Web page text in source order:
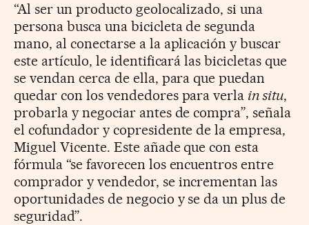
“Al ser un producto geolocalizado, si una
persona busca una bicicleta de segunda
mano, al conectarse a la aplicación y buscar
este artículo, le identificará las bicicletas que
se vendan cerca de ella, para que puedan
quedar con los vendedores para verla in situ,
probarla y negociar antes de compra”, señala
el cofundador y copresidente de la empresa,
Miguel Vicente. Este añade que con esta
fórmula “se favorecen los encuentros entre
comprador y vendedor, se incrementan las
oportunidades de negocio y se da un plus de
seguridad”.